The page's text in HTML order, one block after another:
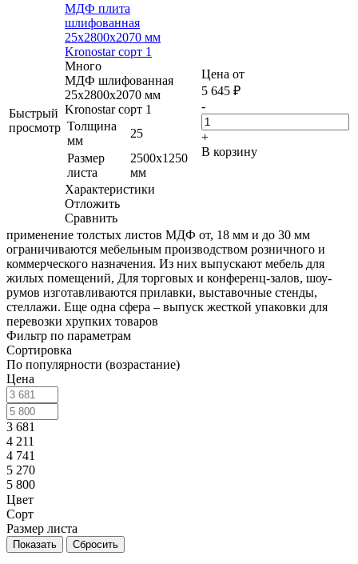
Быстрый
просмотр
МДФ плита
шлифованная
25х2800х2070 мм
Kronostar сорт 1
Много
МДФ шлифованная
25х2800х2070 мм
Kronostar сорт 1
Толщина
мм
25
Размер
листа
2500х1250
мм
Характеристики
Отложить
Сравнить
Цена от
5 645 ₽
-
+
В корзину
применение толстых листов МДФ от, 18 мм и до 30 мм
ограничиваются мебельным производством розничного и
коммерческого назначения. Из них выпускают мебель для
жилых помещений, Для торговых и конференц-залов, шоу-
румов изготавливаются прилавки, выставочные стенды,
стеллажи. Еще одна сфера – выпуск жесткой упаковки для
перевозки хрупких товаров
Фильтр по параметрам
Сортировка
По популярности (возрастание)
Цена
3 681
4 211
4 741
5 270
5 800
Цвет
Сорт
Размер листа
Сбросить